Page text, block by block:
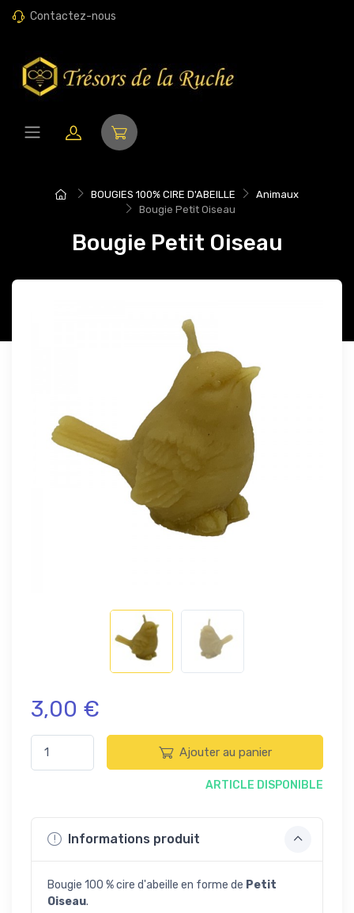
Contactez-nous
BOUGIES 100% CIRE D'ABEILLE
Animaux
Bougie Petit Oiseau
Bougie Petit Oiseau
3,00 €
Ajouter au panier
ARTICLE DISPONIBLE
Informations produit
Bougie 100 % cire d'abeille en forme de Petit
Oiseau.